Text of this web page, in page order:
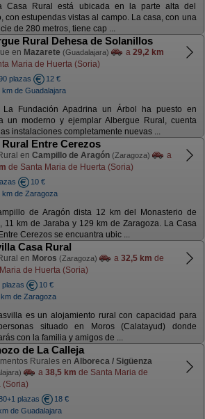
Casa Rural está ubicada en la parte alta del
con estupendas vistas al campo. La casa, con una
de 280 metros, tiene cap ...
Rural Dehesa de Solanillos
en Mazarete (Guadalajara) a 29,2 km
Maria de Huerta (Soria)
plazas
12 €
km de Guadalajara
La Fundación Apadrina un Árbol ha puesto en
un moderno y ejemplar Albergue Rural, cuenta
instalaciones completamente nuevas ...
Rural Entre Cerezos
en Campillo de Aragón (Zaragoza)
a
de Santa Maria de Huerta (Soria)
10 €
km de Zaragoza
de Aragón dista 12 km del Monasterio de
11 km de Jaraba y 129 km de Zaragoza. La Casa
Cerezos se encuantra ubic ...
Casa Rural
en Moros (Zaragoza) a 32,5 km de
de Huerta (Soria)
plazas
10 €
km de Zaragoza
es un alojamiento rural con capacidad para
situado en Moros (Calatayud) donde
con la familia y amigos de ...
de La Calleja
Rurales en Alboreca / Sigüenza
a 38,5 km de Santa Maria de
(Soria)
plazas
18 €
de Guadalajara